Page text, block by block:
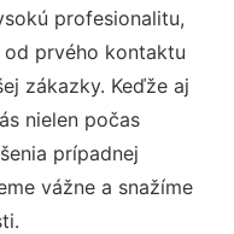
profesionalitu,
prvého kontaktu
zákazky. Keďže aj
nielen počas
prípadnej
vážne a snažíme